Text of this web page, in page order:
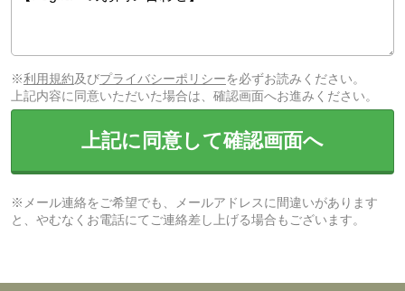
※利用規約及びプライバシーポリシーを必ずお読みください。
上記内容に同意いただいた場合は、確認画面へお進みください。
上記に同意して確認画面へ
※メール連絡をご希望でも、メールアドレスに間違いがあります
と、やむなくお電話にてご連絡差し上げる場合もございます。